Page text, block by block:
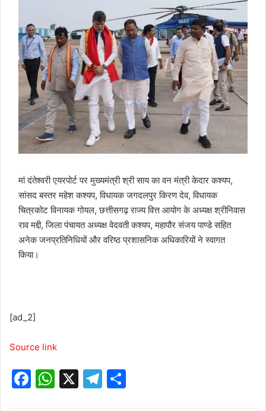
मां दंतेश्वरी एयरपोर्ट पर मुख्यमंत्री श्री साय का वन मंत्री केदार कश्यप,
सांसद बस्तर महेश कश्यप, विधायक जगदलपुर किरण देव, विधायक
चित्रकोट विनायक गोयल, छत्तीसगढ़ राज्य वित्त आयोग के अध्यक्ष श्रीनिवास
राव मद्दी, जिला पंचायत अध्यक्ष वेदवती कश्यप, महापौर संजय पाण्डे सहित
अनेक जनप्रतिनिधियों और वरिष्ठ प्रशासनिक अधिकारियों ने स्वागत
किया।
[ad_2]
Source link
F
W X
T